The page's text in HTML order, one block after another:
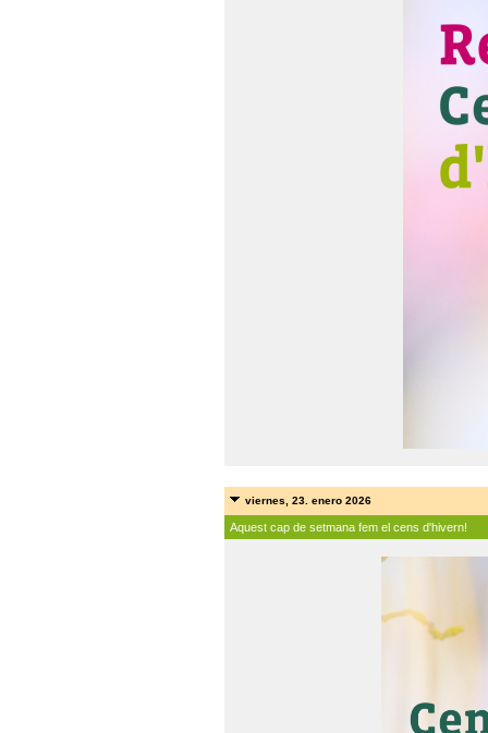
viernes, 23. enero 2026
Aquest cap de setmana fem el cens d'hivern!